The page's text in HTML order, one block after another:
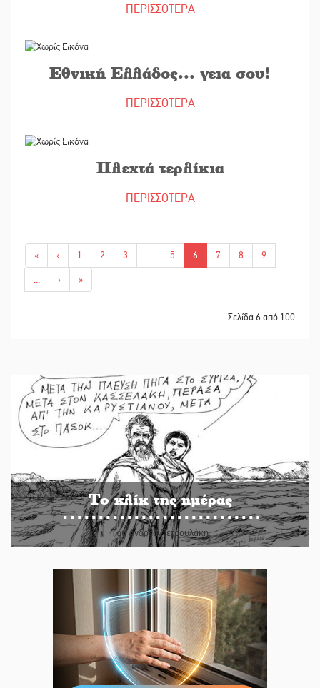
ΠΕΡΙΣΣΟΤΕΡΑ
Εθνική Ελλάδος... γεια σου!
ΠΕΡΙΣΣΟΤΕΡΑ
Πλεχτά τερλίκια
ΠΕΡΙΣΣΟΤΕΡΑ
« ‹ 1 2 3 ... 5 6 7 8
9
...
› »
Σελίδα 6 από 100
Το κλίκ της ημέρας
Του Ανδρέα Πετρουλάκη